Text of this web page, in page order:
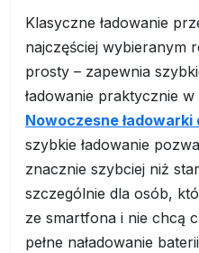
Klasyczne ładowanie
najczęściej wybieranym
prosty – zapewnia
ładowanie praktycznie
Nowoczesne
szybkie ładowanie
znacznie szybciej niż
szczególnie dla osób,
ze smartfona i nie chcą
pełne naładowanie